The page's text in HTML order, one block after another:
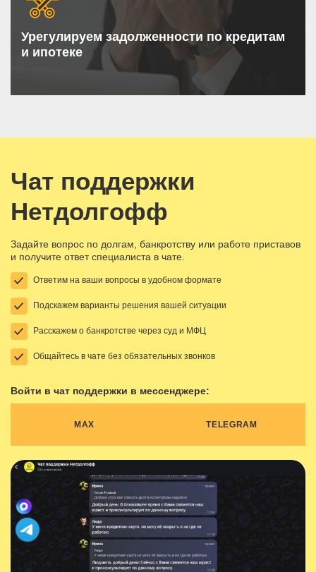
Урегулируем задолженности по кредитам
и ипотеке
Чат поддержки
Нетдолгофф
Задайте вопрос по долгам, банкротству или работе приставов
и получите ответ специалиста в чате.
Ответим на ваши вопросы в удобном формате
Подскажем варианты решения вашей ситуации
Расскажем о банкротстве через суд и МФЦ
Общайтесь в чате без обязательных звонков
Войти в чат поддержки в мессенджере:
MAX TELEGRAM